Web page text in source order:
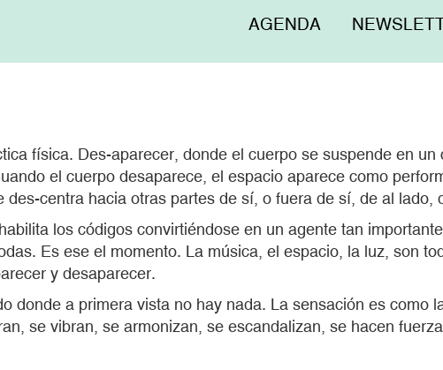
Menú
AGENDA
física. Des-aparecer, donde el cuerpo se suspende en un
el cuerpo desaparece, el espacio aparece como
centra hacia otras partes de sí, o fuera de sí, de al lado,
los códigos convirtiéndose en un agente tan
Es ese el momento. La música, el espacio, la luz, son
y desaparecer.
donde a primera vista no hay nada. La sensación es como
se vibran, se armonizan, se escandalizan, se hacen